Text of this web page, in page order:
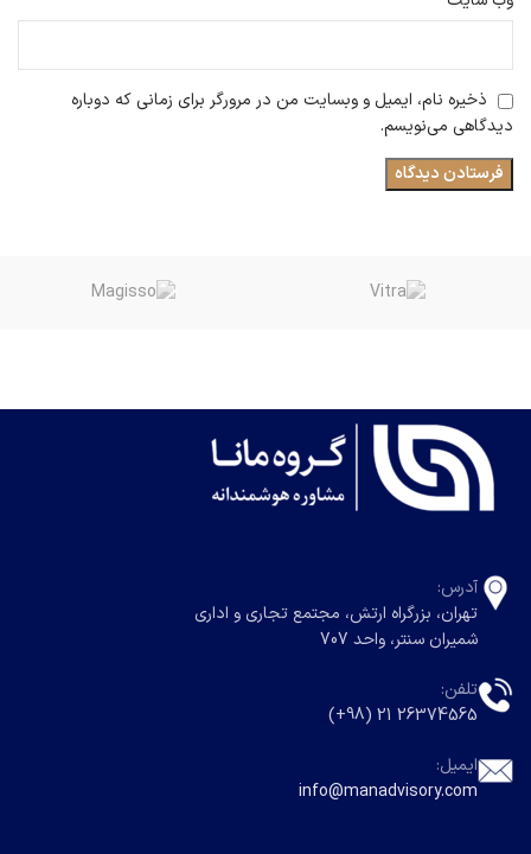
ذخیره نام، ایمیل و وبسایت من در مرورگر برای زمانی که دوباره
دیدگاهی می‌نویسم.
آدرس:
تهران، بزرگراه ارتش، مجتمع تجاری و اداری
شمیران سنتر، واحد 707
تلفن:
26374565 21 (98+)
ایمیل:
info@manadvisory.com